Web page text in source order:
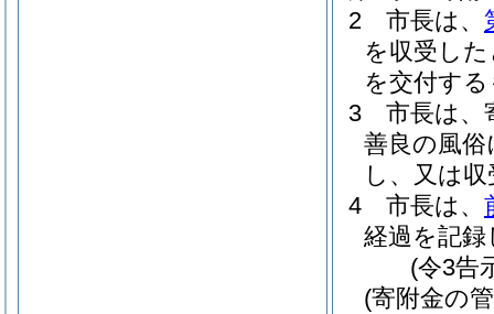
2
市長は、
を収受し
を交付す
3
市長は、
善良の風
し、又は
4
市長は、
経過を記
(令3告
(寄附金の